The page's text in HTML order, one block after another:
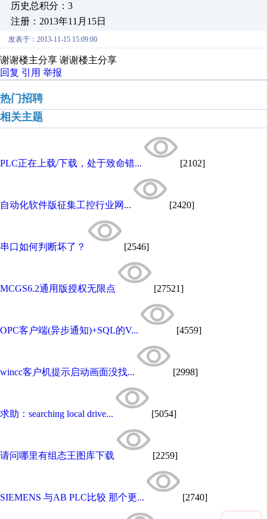
历史总积分：3
注册：2013年11月15日
发表于：2013-11-15 15:09:00
谢谢楼主分享 谢谢楼主分享
回复 引用 举报
热门招聘
相关主题
PLC正在上载/下载，处于致命错... [2102]
自动化软件版征集工控行业网... [2420]
串口如何判断坏了？ [2546]
MCGS6.2通用版授权无限点 [27521]
OPC客户端(异步通知)+SQL的V... [4559]
wincc客户机提示启动画面没找... [2998]
求助：searching local drive... [5054]
请问哪里有组态王图库下载 [2259]
SIEMENS 与AB PLC比较 那个更... [2740]